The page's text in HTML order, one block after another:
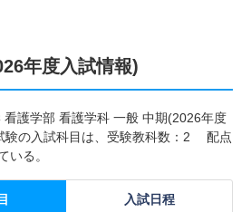
年度入試情報)
看護学部 看護学科 一般 中期(2026年度
験の入試科目は、受験教科数：2 配点
いる。
入試日程